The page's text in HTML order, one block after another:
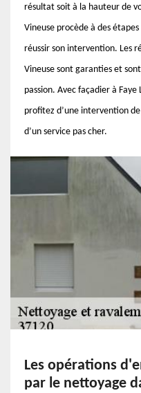
résultat soit à la hauteur de
Vineuse procède à des
réussir son intervention. Les
Vineuse sont garanties et
passion. Avec façadier à
profitez d’une intervention
d’un service pas cher.
Les opérations
par le nettoyage